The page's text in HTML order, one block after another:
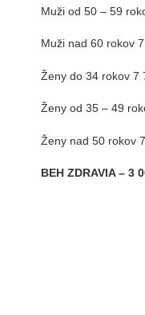
Muži od 50 – 59
Muži nad 60 rokov
Ženy do 34 rokov 7
Ženy od 35 – 49
Ženy nad 50 rokov
BEH ZDRAVIA – 3